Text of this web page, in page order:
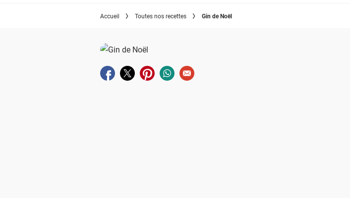
Accueil Toutes nos recettes Gin de Noël
Partager sur facebook
Partager sur twitter
Partager sur pinterest
Partager sur whatsapp
Envoyer à un ami